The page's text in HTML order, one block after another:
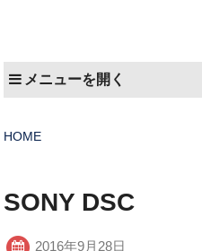
メニューを開く
HOME
SONY DSC
2016年9月28日